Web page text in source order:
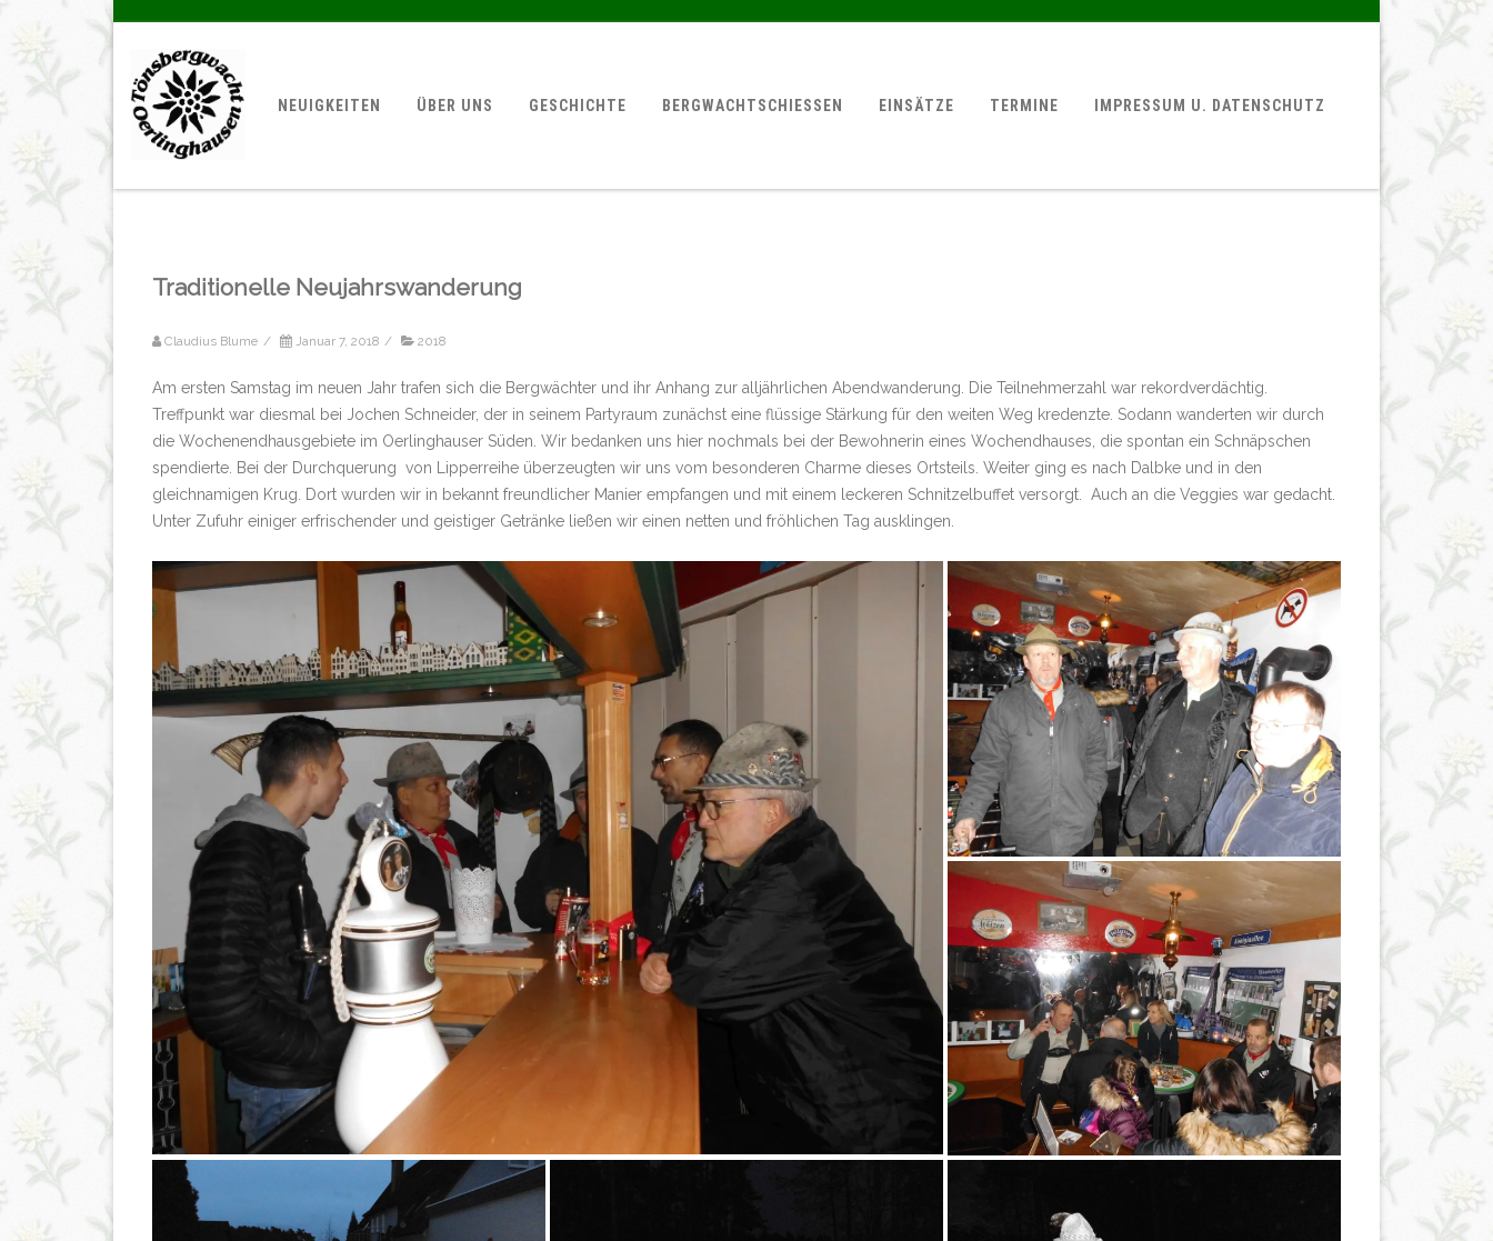
NEUIGKEITEN ÜBER UNS GESCHICHTE BERGWACHTSCHIESSEN EINSÄTZE TERMINE IMPRESSUM U. DATENSCHUTZ
Traditionelle Neujahrswanderung
Claudius Blume / Januar 7, 2018 / 2018
Am ersten Samstag im neuen Jahr trafen sich die Bergwächter und ihr Anhang zur alljährlichen Abendwanderung. Die Teilnehmerzahl war rekordverdächtig.
Treffpunkt war diesmal bei Jochen Schneider, der in seinem Partyraum zunächst eine flüssige Stärkung für den weiten Weg kredenzte. Sodann wanderten wir durch
die Wochenendhausgebiete im Oerlinghauser Süden. Wir bedanken uns hier nochmals bei der Bewohnerin eines Wochendhauses, die spontan ein Schnäpschen
spendierte. Bei der Durchquerung von Lipperreihe überzeugten wir uns vom besonderen Charme dieses Ortsteils. Weiter ging es nach Dalbke und in den
gleichnamigen Krug. Dort wurden wir in bekannt freundlicher Manier empfangen und mit einem leckeren Schnitzelbuffet versorgt. Auch an die Veggies war gedacht.
Unter Zufuhr einiger erfrischender und geistiger Getränke ließen wir einen netten und fröhlichen Tag ausklingen.